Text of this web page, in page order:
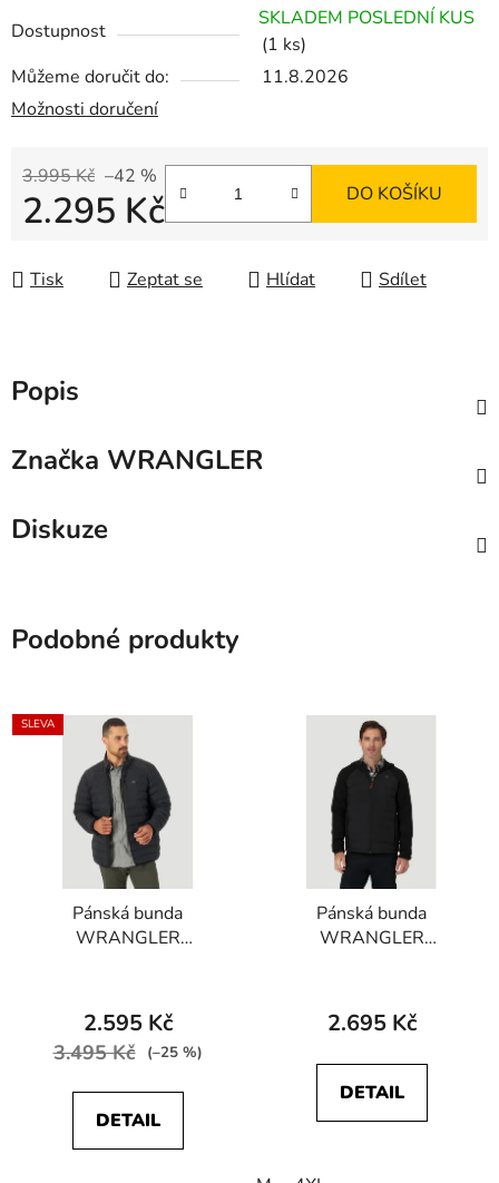
Dostupnost
SKLADEM POSLEDNÍ KUS
(1 ks)
Můžeme doručit do:
11.8.2026
Možnosti doručení
3.995 Kč –42 %
2.295 Kč DO KOŠÍKU
Tisk Zeptat se Hlídat Sdílet
Popis
Značka WRANGLER
Diskuze
Podobné produkty
SLEVA
Pánská bunda
WRANGLER
2.595 Kč
3.495 Kč (–25 %)
DETAIL
Pánská bunda
WRANGLER
JACKET Real Black
2.695 Kč
DETAIL